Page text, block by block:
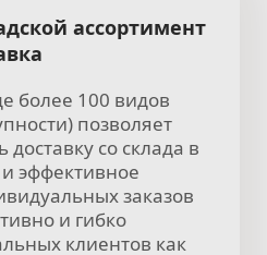
ассортимент
более 100 видов
позволяет
со склада в
эффективное
заказов
и гибко
клиентов как